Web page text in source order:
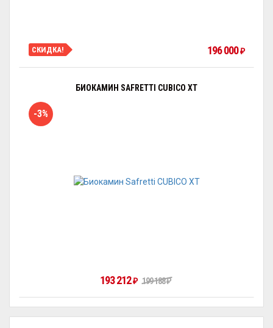
СКИДКА! 196 000₽
БИОКАМИН SAFRETTI CUBICO XT
-3%
193 212₽ 199 188₽